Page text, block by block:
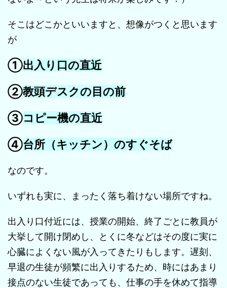
そこはどこかといいますと、想像がつくと思います
が
①出入り口の直近
②教頭デスクの目の前
③コピー機の直近
④台所（キッチン）のすぐそば
なのです。
いずれも実に、まったく落ち着けない場所ですね。
出入り口付近には、授業の開始、終了ごとに教員が
大挙して開け閉めし、とくに冬などはその度に実に
心臓によくない風が入ってきたりもします。遅刻、
早退の生徒が頻繁に出入りするため、時にはあまり
接点のない生徒であっても、仕事の手を休めて指導